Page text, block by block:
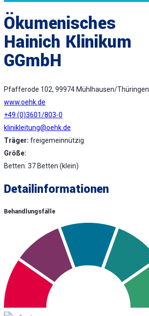
Ökumenisches
Hainich Klinikum
GGmbH
Pfafferode 102, 99974 Mühlhausen/Thüringen
www.oehk.de
+49 (0)3601/803-0
klinikleitung@oehk.de
Träger: freigemeinnützig
Größe:
Betten: 37 Betten (klein)
Detailinformationen
Behandlungsfälle